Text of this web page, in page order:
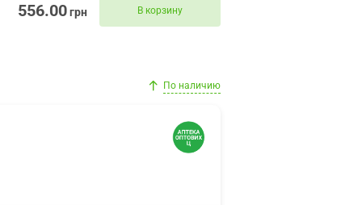
556.00грн В корзину
По наличию